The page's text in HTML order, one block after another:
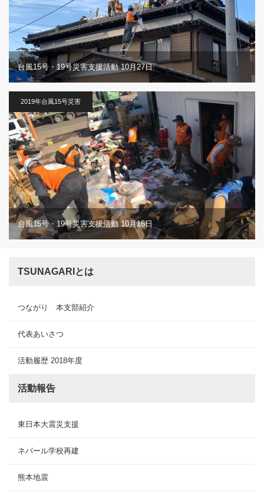
台風15号・19号災害支援活動 10月27日
2019年台風15号災害
台風15号・19号災害支援活動 10月16日
TSUNAGARIとは
つながり 本支部紹介
代表あいさつ
活動履歴 2018年度
活動報告
東日本大震災支援
ネパール学校再建
熊本地震